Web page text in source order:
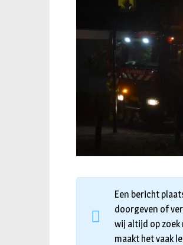
Een bericht
doorgeven of
wij altijd op
maakt het vaak